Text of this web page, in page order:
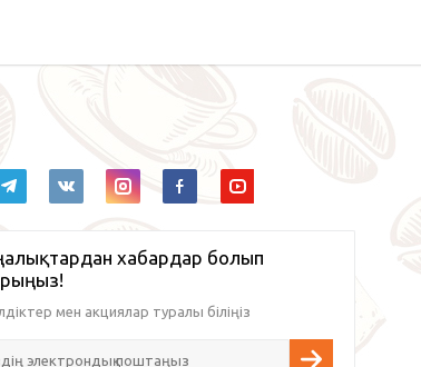
хабардар болып
мен акциялар туралы біліңіз